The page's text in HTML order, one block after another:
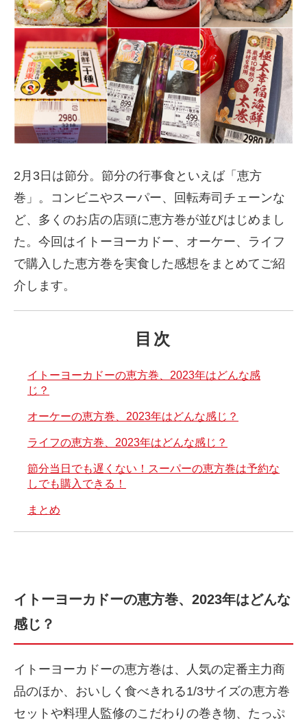
2月3日は節分。節分の行事食といえば「恵方
巻」。コンビニやスーパー、回転寿司チェーンな
ど、多くのお店の店頭に恵方巻が並びはじめまし
た。今回はイトーヨーカドー、オーケー、ライフ
で購入した恵方巻を実食した感想をまとめてご紹
介します。
目次
イトーヨーカドーの恵方巻、2023年はどんな感
じ？
オーケーの恵方巻、2023年はどんな感じ？
ライフの恵方巻、2023年はどんな感じ？
節分当日でも遅くない！スーパーの恵方巻は予約な
しでも購入できる！
まとめ
イトーヨーカドーの恵方巻、2023年はどんな
感じ？
イトーヨーカドーの恵方巻は、人気の定番主力商
品のほか、おいしく食べきれる1/3サイズの恵方巻
セットや料理人監修のこだわりの巻き物、たっぷ